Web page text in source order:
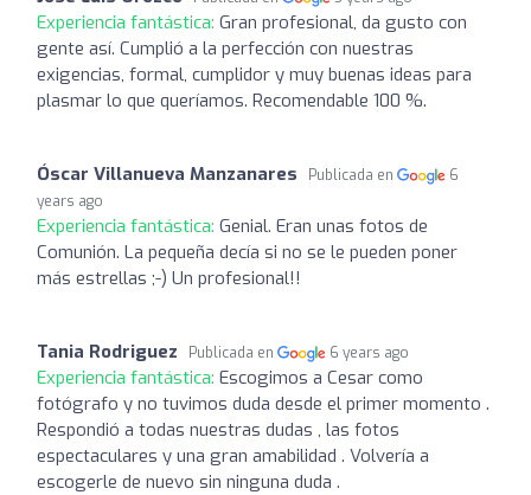
Experiencia fantástica: Gran profesional, da gusto con
gente así. Cumplió a la perfección con nuestras
exigencias, formal, cumplidor y muy buenas ideas para
plasmar lo que queríamos. Recomendable 100 %.
Óscar Villanueva Manzanares Publicada en
6
years ago
Experiencia fantástica: Genial. Eran unas fotos de
Comunión. La pequeña decía si no se le pueden poner
más estrellas ;-) Un profesional!!
Tania Rodriguez Publicada en 6 years ago
Experiencia fantástica: Escogimos a Cesar como
fotógrafo y no tuvimos duda desde el primer momento .
Respondió a todas nuestras dudas , las fotos
espectaculares y una gran amabilidad . Volvería a
escogerle de nuevo sin ninguna duda .